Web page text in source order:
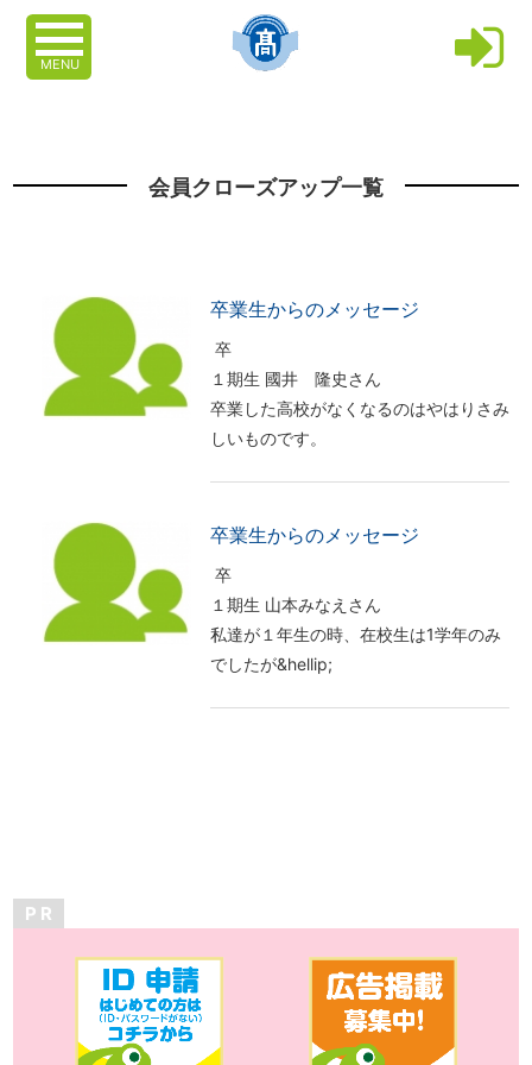
MENU
会員クローズアップ一覧
卒業生からのメッセージ
卒
１期生 國井 隆史さん
卒業した高校がなくなるのはやはりさみ
しいものです。
卒業生からのメッセージ
卒
１期生 山本みなえさん
私達が１年生の時、在校生は1学年のみ
でしたが&hellip;
P R